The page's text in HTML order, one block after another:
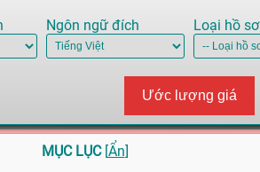
Ngôn ngữ đích Loại hồ sơ
Ước lượng giá
MỤC LỤC [Ẩn]